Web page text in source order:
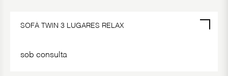
SOFÁ TWIN 3 LUGARES RELAX
sob consulta